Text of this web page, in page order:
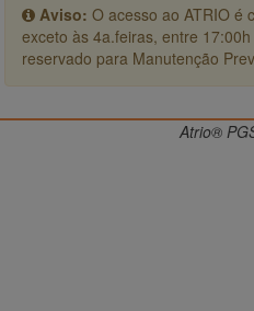
Aviso: O acesso ao ATRIO é
exceto às 4a.feiras, entre
reservado para Manutenção
Atrio®